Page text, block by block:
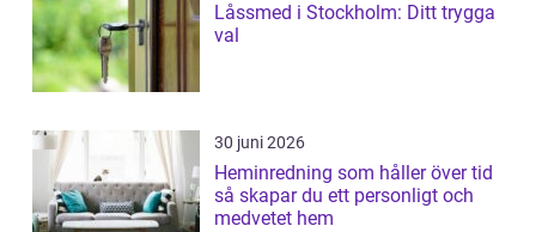
Låssmed i Stockholm: Ditt trygga
val
30 juni 2026
Heminredning som håller över tid
så skapar du ett personligt och
medvetet hem